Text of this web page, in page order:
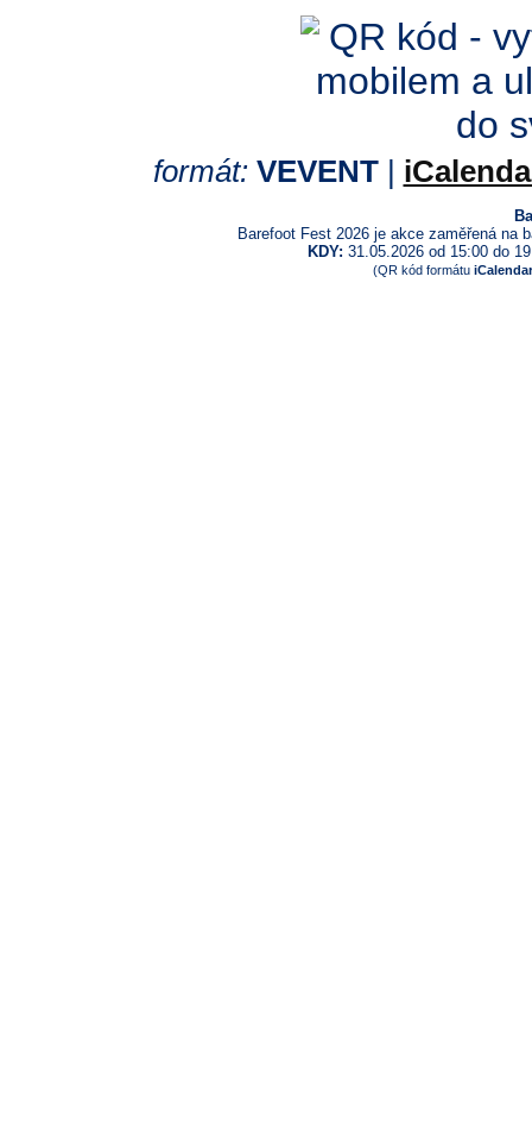
formát: VEVENT|
Barefoot Fest 2026 je akce zaměřená na
KDY: 31.05.2026 od 15:00 do
(QR kód formátu iCalendar